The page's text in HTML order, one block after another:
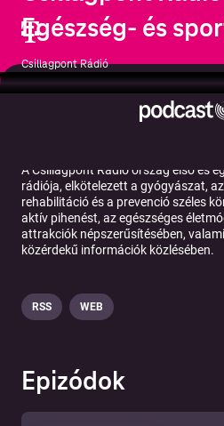
Egészség- és
Csillagpont Rádió
Hírek
A Csillagpont Rádió ország első és
rádiója, elkötelezett a gyógyászat,
rehabilitáció és a prevenció széles
aktív pihenést, az egészséges
attrakciók népszerűsítésében,
közérdekű információk közlésében.
RSS WEB
Epizódok